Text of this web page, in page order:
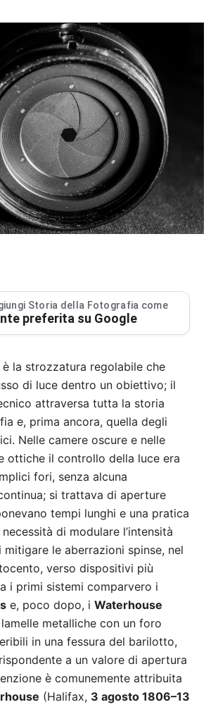
Storia della Fotografia come
preferita su Google
è la strozzatura regolabile che
di luce dentro un obiettivo; il
attraversa tutta la storia
e, prima ancora, quella degli
Nelle camere oscure e nelle
ottiche il controllo della luce era
fori, senza alcuna
si trattava di aperture
tempi lunghi e una pratica
di modulare l’intensità
mitigare le aberrazioni spinse, nel
verso dispositivi più
i primi sistemi comparvero i
e, poco dopo, i Waterhouse
metalliche con un foro
in una fessura del barilotto,
a un valore di apertura
è comunemente attribuita
(Halifax, 3 agosto 1806–13